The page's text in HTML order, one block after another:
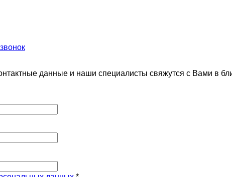
данные и наши специалисты свяжутся с Вами в